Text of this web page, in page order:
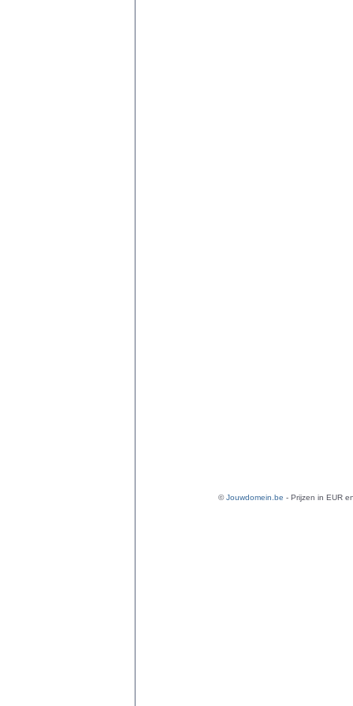
©Jouwdomein.be - Prijzen in EUR